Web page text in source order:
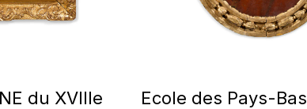
du XVIIIe
Ecole des Pays-Bas